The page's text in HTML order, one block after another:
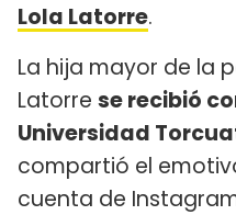
Lola Latorre.
La hija mayor de la
Latorre se recibió
Universidad
compartió el
cuenta de